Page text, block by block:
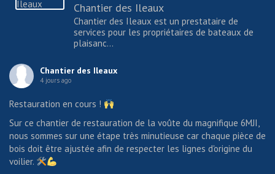
Chantier des Ileaux
Chantier des Ileaux est un prestataire de
services pour les propriétaires de bateaux de
plaisanc...
Chantier des Ileaux
4 jours ago
Restauration en cours !
Sur ce chantier de restauration de la voûte du magnifique 6MJI,
nous sommes sur une étape très minutieuse car chaque pièce de
bois doit être ajustée afin de respecter les lignes d'origine du
voilier.